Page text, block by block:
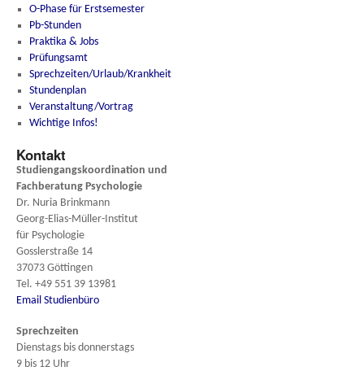
O-Phase für Erstsemester
Pb-Stunden
Praktika & Jobs
Prüfungsamt
Sprechzeiten/Urlaub/Krankheit
Stundenplan
Veranstaltung/Vortrag
Wichtige Infos!
Kontakt
Studiengangskoordination und
Fachberatung Psychologie
Dr. Nuria Brinkmann
Georg-Elias-Müller-Institut
für Psychologie
Gosslerstraße 14
37073 Göttingen
Tel. +49 551 39 13981
Email Studienbüro
Sprechzeiten
Dienstags bis donnerstags
9 bis 12 Uhr